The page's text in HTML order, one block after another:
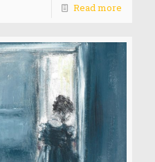
Read more